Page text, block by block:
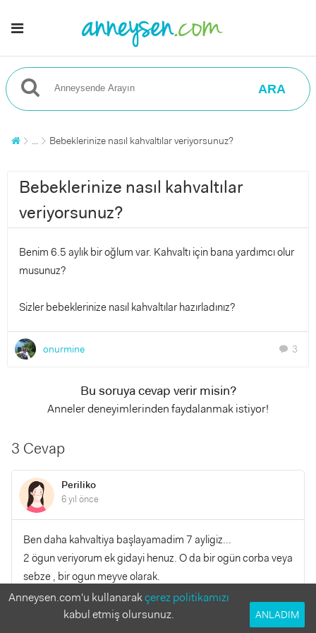
ARA
... Bebeklerinize nasıl kahvaltılar veriyorsunuz?
Bebeklerinize nasıl kahvaltılar
veriyorsunuz?
Benim 6.5 aylık bir oğlum var. Kahvaltı için bana yardımcı olur
musunuz?
Sizler bebeklerinize nasıl kahvaltılar hazırladınız?
onurmine chat 3
Bu soruya cevap verir misin?
Anneler deneyimlerinden faydalanmak istiyor!
3 Cevap
Periliko
6 yıl önce
Ben daha kahvaltiya başlayamadim 7 ayligiz...
2 ögun veriyorum ek gidayi henuz. O da bir ogün corba veya
sebze , bir ogun meyve olarak.
Ama okudugum kadariyla bir yumurtanin sarisi , peynir alti
suyu , lor peyniri ve pekmez karisimi veriyor bazi anneler
Anneysen.com'u kullanarakçerez politikamızı
kabul etmiş olursunuz.
ANLADIM